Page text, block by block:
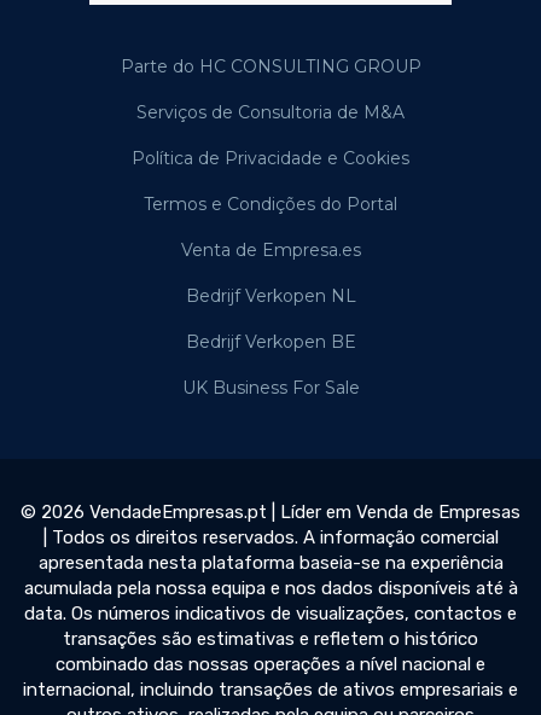
Parte do HC CONSULTING GROUP
Serviços de Consultoria de M&A
Política de Privacidade e Cookies
Termos e Condições do Portal
Venta de Empresa.es
Bedrijf Verkopen NL
Bedrijf Verkopen BE
UK Business For Sale
© 2026 VendadeEmpresas.pt | Líder em Venda de Empresas
| Todos os direitos reservados. A informação comercial
apresentada nesta plataforma baseia-se na experiência
acumulada pela nossa equipa e nos dados disponíveis até à
data. Os números indicativos de visualizações, contactos e
transações são estimativas e refletem o histórico
combinado das nossas operações a nível nacional e
internacional, incluindo transações de ativos empresariais e